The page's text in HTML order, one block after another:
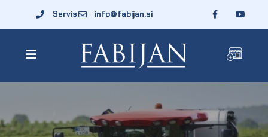
Servis info@fabijan.si